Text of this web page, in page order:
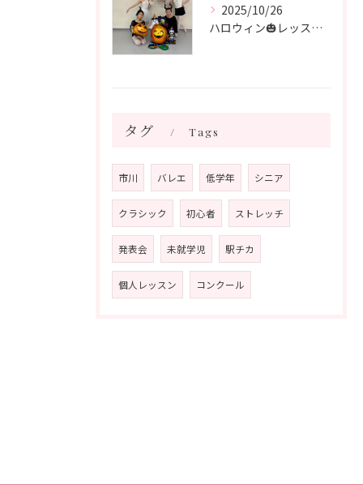
2025/10/26
ハロウィン🎃レッスン🎃 シニアクラス
タグ Tags
市川 バレエ 低学年 シニア
クラシック 初心者 ストレッチ
発表会 未就学児 駅チカ
個人レッスン コンクール